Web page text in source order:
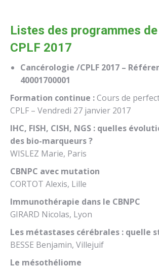
Listes des programmes de
CPLF 2017
Cancérologie /CPLF 2017 –
40001700001
Formation continue :Cours de
CPLF – Vendredi 27 janvier 2017
IHC, FISH, CISH, NGS : quelles
des bio-marqueurs ?
WISLEZ Marie, Paris
CBNPC avec mutation
CORTOT Alexis, Lille
Immunothérapie dans le CBNPC
GIRARD Nicolas, Lyon
Les métastases cérébrales : quelle
BESSE Benjamin, Villejuif
Le mésothéliome